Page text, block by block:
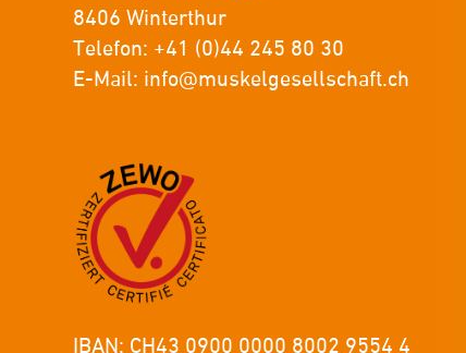
8406 Winterthur
Telefon: +41 (0)44 245 80 30
E-Mail: info@muskelgesellschaft.ch
IBAN: CH43 0900 0000 8002 9554 4